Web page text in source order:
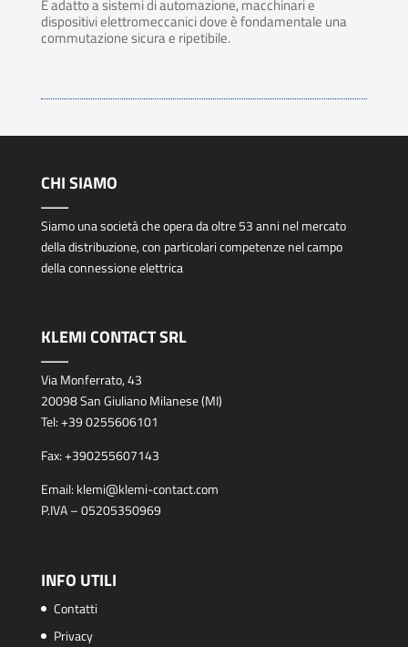
È adatto a sistemi di automazione, macchinari e
dispositivi elettromeccanici dove è fondamentale una
commutazione sicura e ripetibile.
CHI SIAMO
Siamo una società che opera da oltre 53 anni nel mercato
della distribuzione, con particolari competenze nel campo
della connessione elettrica
KLEMI CONTACT SRL
Via Monferrato, 43
20098 San Giuliano Milanese (MI)
Tel:+39 0255606101
Fax:+390255607143
Email: klemi@klemi-contact.com
P.IVA – 05205350969
INFO UTILI
Contatti
Privacy